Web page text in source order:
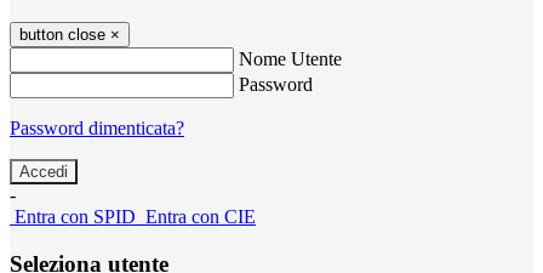
button close ×
Nome Utente
Password
Password dimenticata?
-
Entra con SPID Entra con CIE
Seleziona utente